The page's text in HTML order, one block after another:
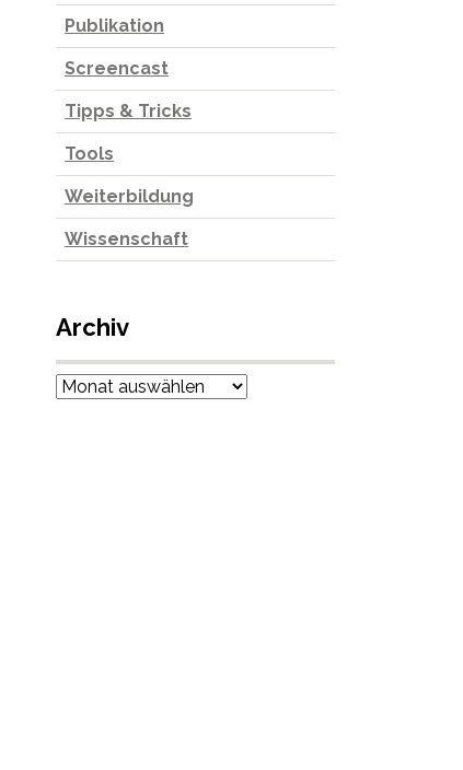
Publikation
Screencast
Tipps & Tricks
Tools
Weiterbildung
Wissenschaft
Archiv
Archiv